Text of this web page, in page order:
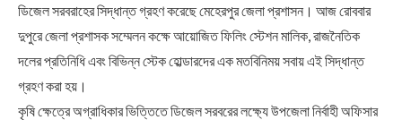
ডিজেল সরবরাহের সিদ্ধান্ত গ্রহণ করেছে মেহেরপুর জেলা প্রশাসন। আজ রোববার
দুপুরে জেলা প্রশাসক সম্মেলন কক্ষে আয়োজিত ফিলিং স্টেশন মালিক, রাজনৈতিক
দলের প্রতিনিধি এবং বিভিন্ন স্টেক হোল্ডারদের এক মতবিনিময় সবায় এই সিদ্ধান্ত
গ্রহণ করা হয়।
কৃষি ক্ষেত্রে অগ্রাধিকার ভিত্তিতে ডিজেল সরবরের লক্ষ্যে উপজেলা নির্বাহী অফিসার